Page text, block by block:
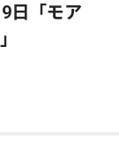
日「モア